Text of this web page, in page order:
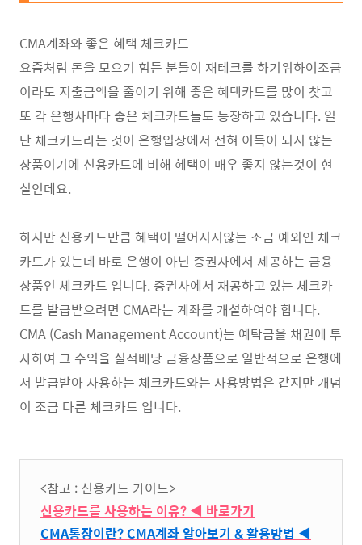
CMA계좌와 좋은 혜택 체크카드
요즘처럼 돈을 모으기 힘든 분들이 재테크를 하기위하여조금
이라도 지출금액을 줄이기 위해 좋은 혜택카드를 많이 찾고
또 각 은행사마다 좋은 체크카드들도 등장하고 있습니다. 일
단 체크카드라는 것이 은행입장에서 전혀 이득이 되지 않는
상품이기에 신용카드에 비해 혜택이 매우 좋지 않는것이 현
실인데요.
하지만 신용카드만큼 혜택이 떨어지지않는 조금 예외인 체크
카드가 있는데 바로 은행이 아닌 증권사에서 제공하는 금융
상품인 체크카드 입니다. 증권사에서 재공하고 있는 체크카
드를 발급받으려면 CMA라는 계좌를 개설하여야 합니다.
CMA (Cash Management Account)는 예탁금을 채권에 투
자하여 그 수익을 실적배당 금융상품으로 일반적으로 은행에
서 발급받아 사용하는 체크카드와는 사용방법은 같지만 개념
이 조금 다른 체크카드 입니다.
<참고 : 신용카드 가이드>
신용카드를 사용하는 이유? ◀ 바로가기
CMA통장이란? CMA계좌 알아보기 & 활용방법 ◀